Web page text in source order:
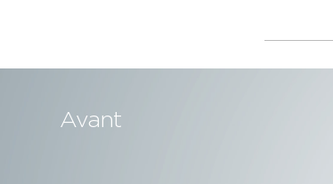
Avant